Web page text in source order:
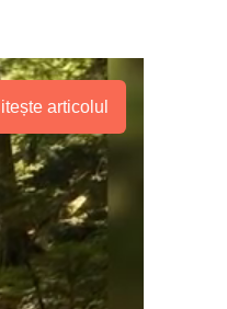
articolul